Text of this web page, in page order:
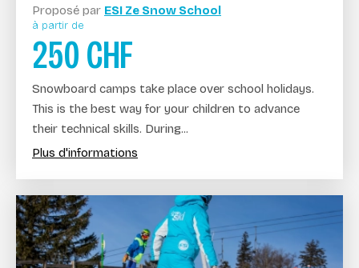
Proposé par ESI Ze Snow School
à partir de
250CHF
Snowboard camps take place over school holidays.
This is the best way for your children to advance
their technical skills. During...
Plus d'informations